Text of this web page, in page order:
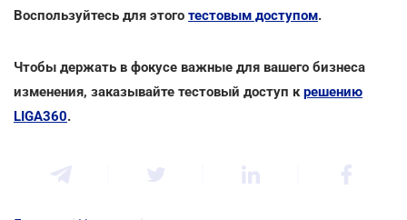
Воспользуйтесь для этого тестовым доступом.
Чтобы держать в фокусе важные для вашего бизнеса
изменения, заказывайте тестовый доступ крешению
LIGA360.